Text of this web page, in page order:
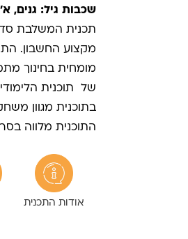
שכבות גיל: גנים,
תכנית המשלבת
מקצוע החשבון.
מומחית בחינוך
של תוכנית
בתוכנית מגוון
התוכנית מלווה
אודות התכנית